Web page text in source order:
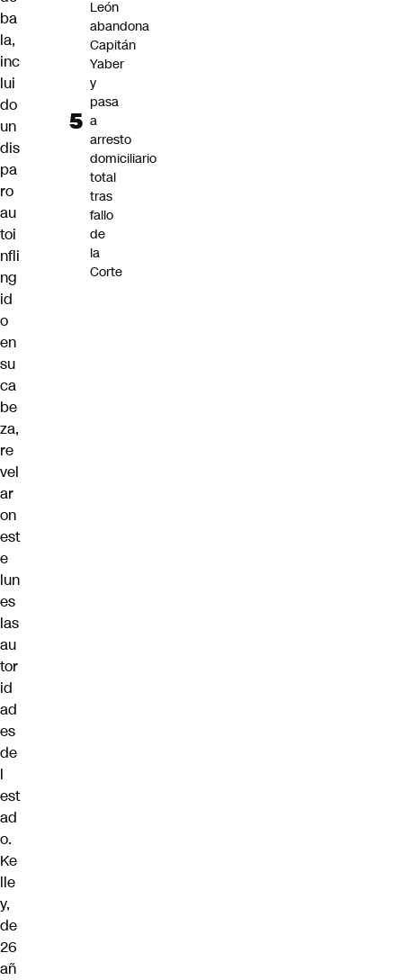
ba
la,
inc
lui
do
un
dis
pa
ro
au
toi
nfli
ng
id
o
en
su
ca
be
za,
re
vel
ar
on
est
e
lun
es
las
au
tor
id
ad
es
de
l
est
ad
o.
Ke
lle
y,
de
26
añ
León
abandona
Capitán
Yaber
y
pasa
a
arresto
domiciliario
total
tras
fallo
de
la
Corte